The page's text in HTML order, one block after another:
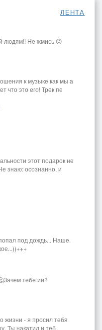
ЛЕНТА
людям!! Не жмись 😜
к музыке как мы а
что это его! Трек пе
этот подарок не
знаю: осознанно, и
под дождь... Наше.
тебе ии?
жизни - я просил тебя
Ты накатил и теб